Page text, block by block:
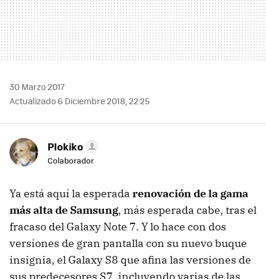
30 Marzo 2017
Actualizado 6 Diciembre 2018, 22:25
Plokiko
Colaborador
Ya está aquí la esperada renovación de la gama
más alta de Samsung, más esperada cabe, tras el
fracaso del Galaxy Note 7. Y lo hace con dos
versiones de gran pantalla con su nuevo buque
insignia, el Galaxy S8 que afina las versiones de